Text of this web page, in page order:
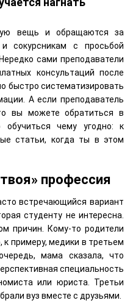
вещь и обращаются за
сокурсникам с просьбой
сами преподаватели
консультаций после
быстро систематизировать
А если преподаватель
вы можете обратиться в
чему угодно: к
статьи, когда ты в этом
профессия
встречающийся вариант
студенту не интересна.
причин. Кому-то родители
примеру, медики в третьем
мама сказала, что
специальность
или юриста. Третьи
вуз вместе с друзьями.